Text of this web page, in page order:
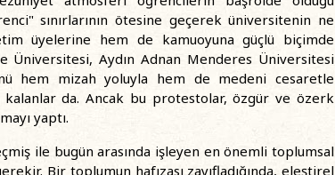
sınırlarının ötesine geçerek üniversitenin ne
üyelerine hem de kamuoyuna güçlü biçimde
Üniversitesi, Aydın Adnan Menderes Üniversitesi
hem mizah yoluyla hem de medeni cesaretle
da. Ancak bu protestolar, özgür ve özerk
yaptı.
ile bugün arasında işleyen en önemli toplumsal
Bir toplumun hafızası zayıfladığında, eleştirel